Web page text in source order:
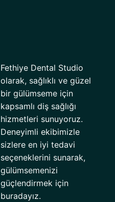
Fethiye Dental Studio
olarak, sağlıklı ve güzel
bir gülümseme için
kapsamlı diş sağlığı
hizmetleri sunuyoruz.
Deneyimli ekibimizle
sizlere en iyi tedavi
seçeneklerini sunarak,
gülümsemenizi
güçlendirmek için
buradayız.